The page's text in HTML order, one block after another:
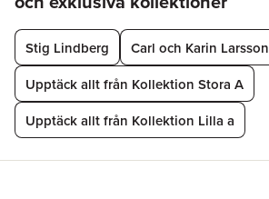
Stig Lindberg Carl och Karin Larsson
Upptäck allt från Kollektion Stora A
Upptäck allt från Kollektion Lilla a